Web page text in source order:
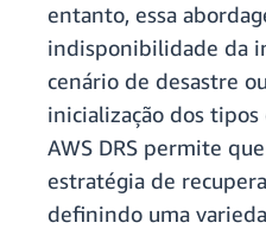
entanto, essa
indisponibilidade da
cenário de desastre
inicialização dos
AWS DRS permite
estratégia de
definindo uma